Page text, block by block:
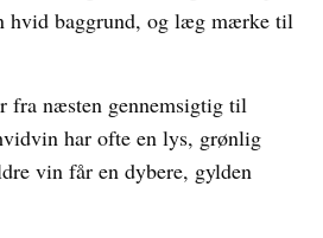
hvid baggrund, og læg mærke til
fra næsten gennemsigtig til
har ofte en lys, grønlig
vin får en dybere, gylden